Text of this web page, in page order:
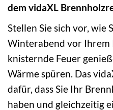
dem vidaXL
Stellen Sie sich vor, wie
Winterabend vor Ihrem
knisternde Feuer
Wärme spüren. Das
dafür, dass Sie Ihr
haben und gleichzeitig